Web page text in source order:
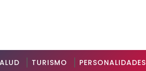
TURISMO PERSONALIDADES